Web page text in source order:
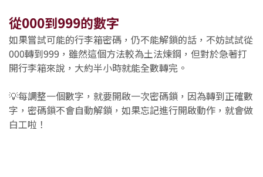
從000到999的數字
如果嘗試可能的行李箱密碼，仍不能解鎖的話，不妨試試從
000轉到999，雖然這個方法較為土法煉鋼，但對於急著打
開行李箱來說，大約半小時就能全數轉完。
💡每調整一個數字，就要開啟一次密碼鎖，因為轉到正確數
字，密碼鎖不會自動解鎖，如果忘記進行開啟動作，就會做
白工啦！